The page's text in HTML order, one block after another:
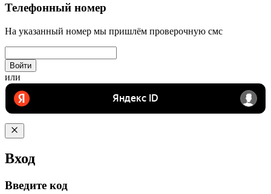
Телефонный номер
На указанный номер мы пришлём проверочную смс
Войти
или
Вход
Введите код